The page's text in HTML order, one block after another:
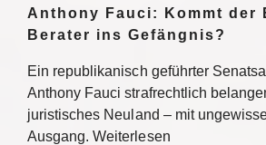
Anthony Fauci: Kommt der
Berater ins Gefängnis?
Ein republikanisch geführter
Anthony Fauci strafrechtlich
juristisches Neuland – mit
Ausgang. Weiterlesen